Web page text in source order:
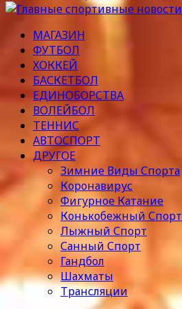
МАГАЗИН
ФУТБОЛ
ХОККЕЙ
БАСКЕТБОЛ
ЕДИНОБОРСТВА
ВОЛЕЙБОЛ
ТЕННИС
АВТОСПОРТ
ДРУГОЕ
Зимние Виды Спорта
Коронавирус
Фигурное Катание
Конькобежный Спорт
Лыжный Спорт
Санный Спорт
Гандбол
Шахматы
Трансляции